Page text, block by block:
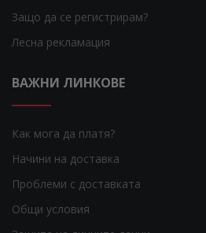
Защо да се регистрирам?
Лесна рекламация
ВАЖНИ ЛИНКОВЕ
Как мога да платя?
Начини на доставка
Проблеми с доставката
Общи условия